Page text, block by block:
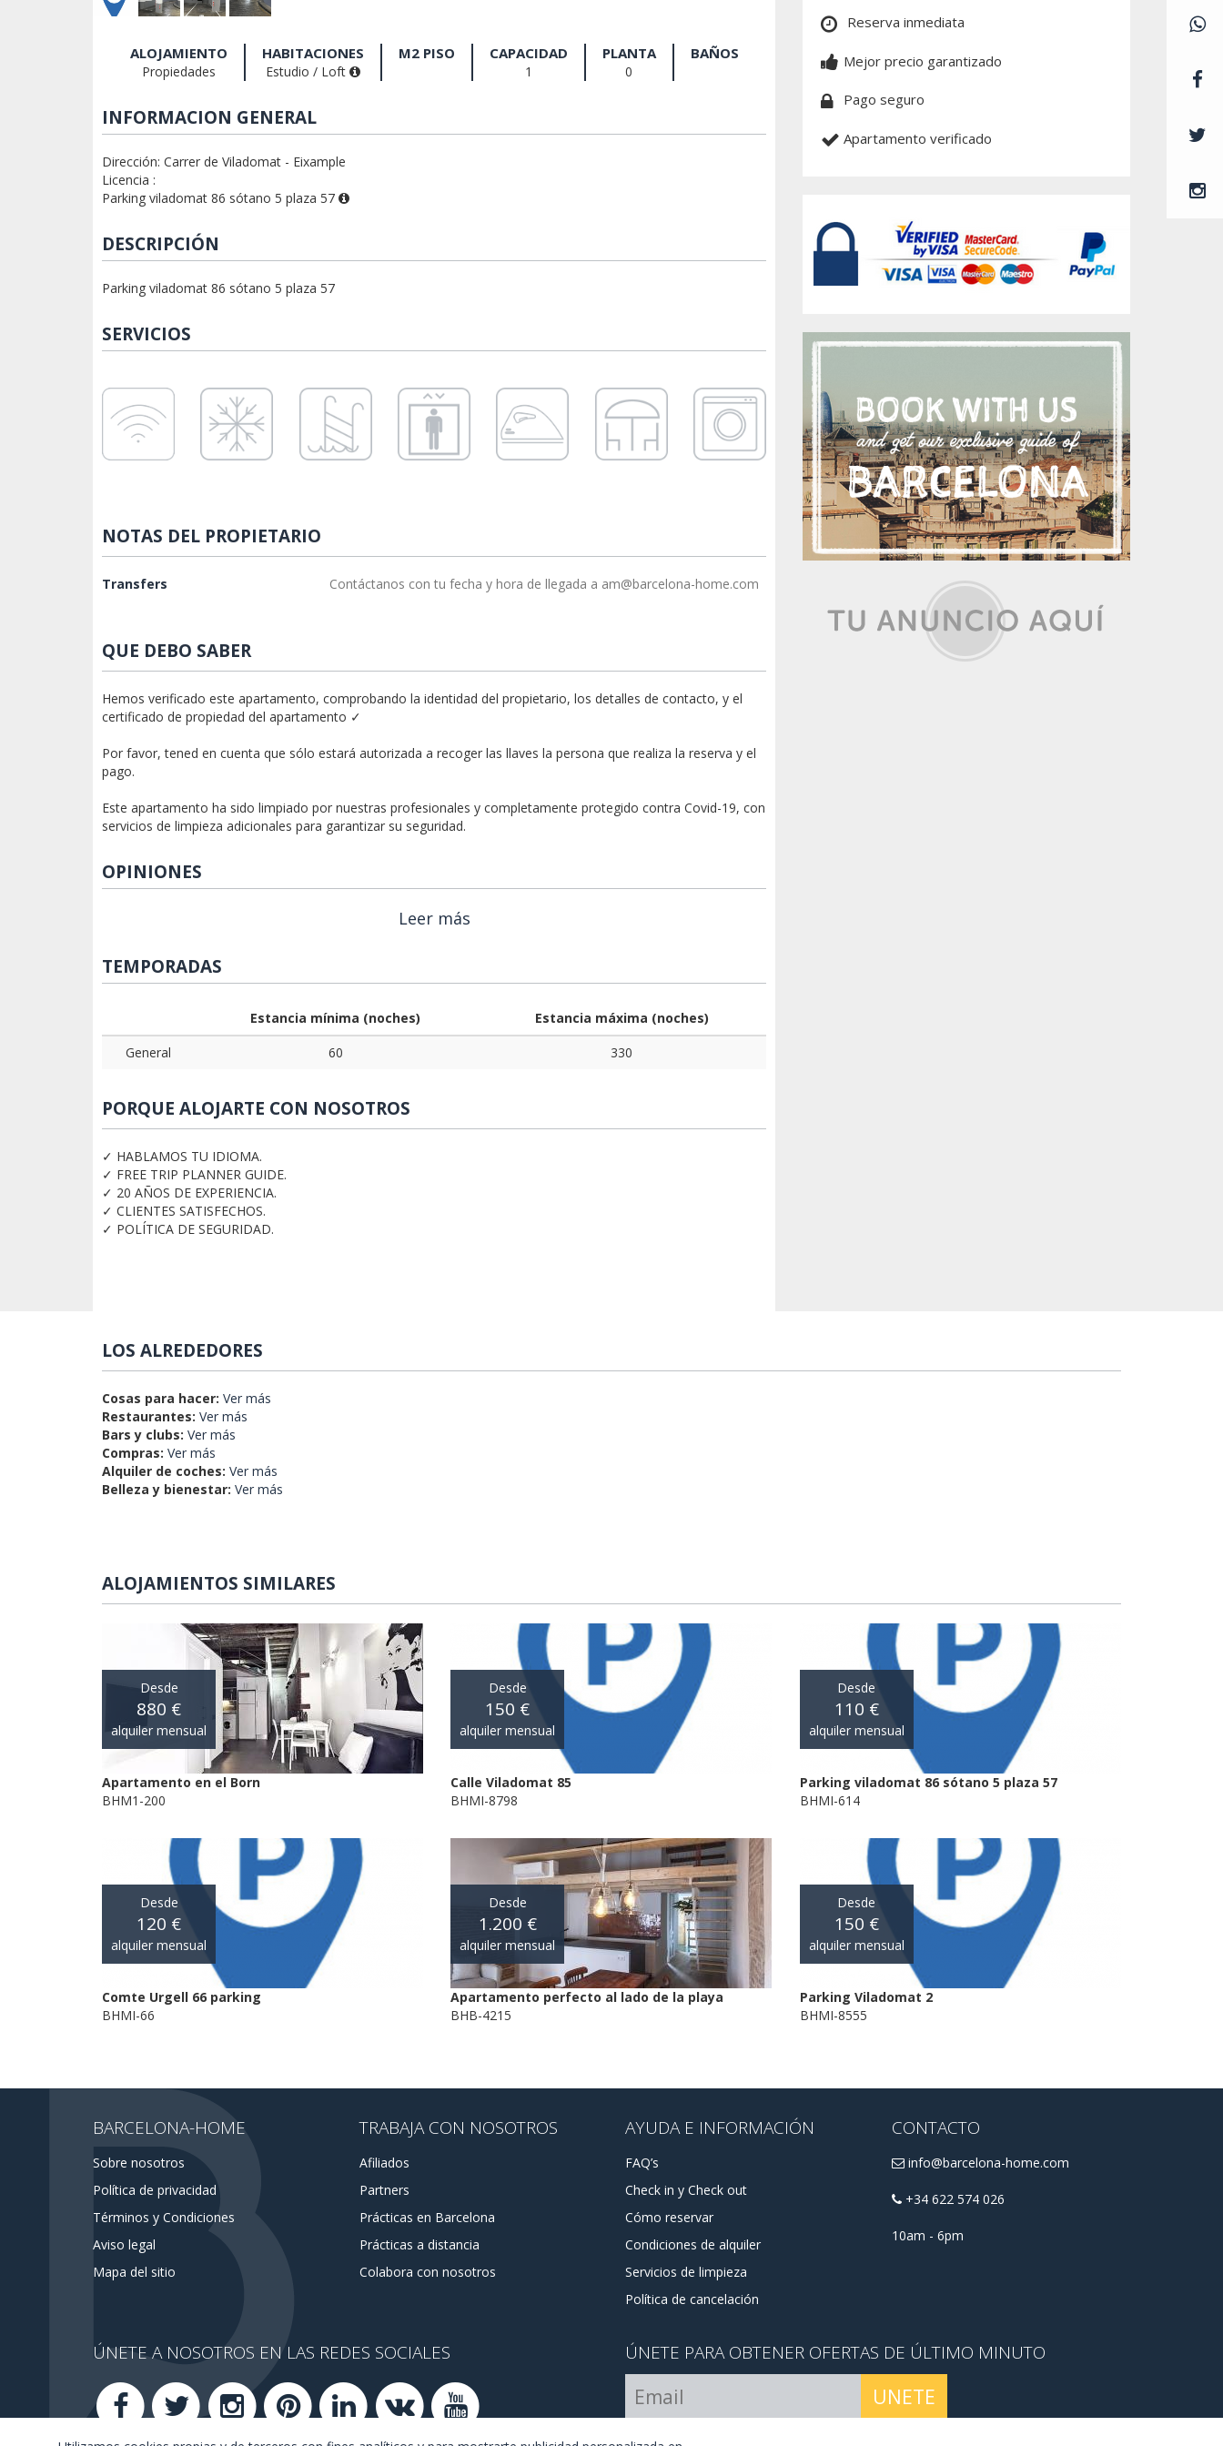
Reserva inmediata
Mejor precio garantizado
Pago seguro
Apartamento verificado
ALOJAMIENTO
Propiedades
HABITACIONES
Estudio / Loft
M2 PISO CAPACIDAD
1
PLANTA
0
BAÑOS
INFORMACION GENERAL
Dirección: Carrer de Viladomat - Eixample
Licencia :
Parking viladomat 86 sótano 5 plaza 57
DESCRIPCIÓN
Parking viladomat 86 sótano 5 plaza 57
SERVICIOS
NOTAS DEL PROPIETARIO
Transfers Contáctanos con tu fecha y hora de llegada a am@barcelona-home.com
QUE DEBO SABER
Hemos verificado este apartamento, comprobando la identidad del propietario, los detalles de contacto, y el
certificado de propiedad del apartamento ✓
Por favor, tened en cuenta que sólo estará autorizada a recoger las llaves la persona que realiza la reserva y el
pago.
Este apartamento ha sido limpiado por nuestras profesionales y completamente protegido contra Covid-19, con
servicios de limpieza adicionales para garantizar su seguridad.
OPINIONES
Leer más
TEMPORADAS
Estancia mínima (noches)
Estancia máxima (noches)
General
60 330
PORQUE ALOJARTE CON NOSOTROS
✓ HABLAMOS TU IDIOMA.
✓ FREE TRIP PLANNER GUIDE.
✓ 20 AÑOS DE EXPERIENCIA.
✓ CLIENTES SATISFECHOS.
✓ POLÍTICA DE SEGURIDAD.
LOS ALREDEDORES
Cosas para hacer: Ver más
Restaurantes: Ver más
Bars y clubs: Ver más
Compras: Ver más
Alquiler de coches: Ver más
Belleza y bienestar: Ver más
ALOJAMIENTOS SIMILARES
Desde
880 €
alquiler mensual
Apartamento en el Born
BHM1-200
Desde
150 €
alquiler mensual
Calle Viladomat 85
BHMI-8798
Desde
110 €
alquiler mensual
Parking viladomat 86 sótano 5 plaza 57
BHMI-614
Desde
120 €
alquiler mensual
Comte Urgell 66 parking
BHMI-66
Desde
1.200 €
alquiler mensual
Apartamento perfecto al lado de la playa
BHB-4215
Desde
150 €
alquiler mensual
Parking Viladomat 2
BHMI-8555
BARCELONA-HOME
Sobre nosotros
Política de privacidad
Términos y Condiciones
Aviso legal
Mapa del sitio
TRABAJA CON NOSOTROS
Afiliados
Partners
Prácticas en Barcelona
Prácticas a distancia
Colabora con nosotros
AYUDA E INFORMACIÓN
FAQ’s
Check in y Check out
Cómo reservar
Condiciones de alquiler
Servicios de limpieza
Política de cancelación
CONTACTO
info@barcelona-home.com
+34 622 574 026
10am - 6pm
ÚNETE A NOSOTROS EN LAS REDES SOCIALES ÚNETE PARA OBTENER OFERTAS DE ÚLTIMO MINUTO
UNETE
Estoy de acuerdo con los